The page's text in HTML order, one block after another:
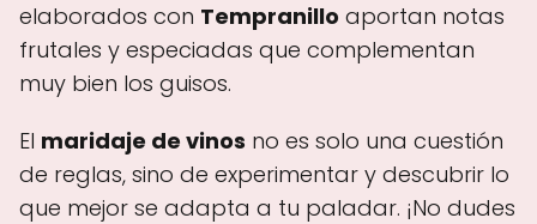
elaborados con Tempranillo aportan notas
frutales y especiadas que complementan
muy bien los guisos.
El maridaje de vinos no es solo una cuestión
de reglas, sino de experimentar y descubrir lo
que mejor se adapta a tu paladar. ¡No dudes